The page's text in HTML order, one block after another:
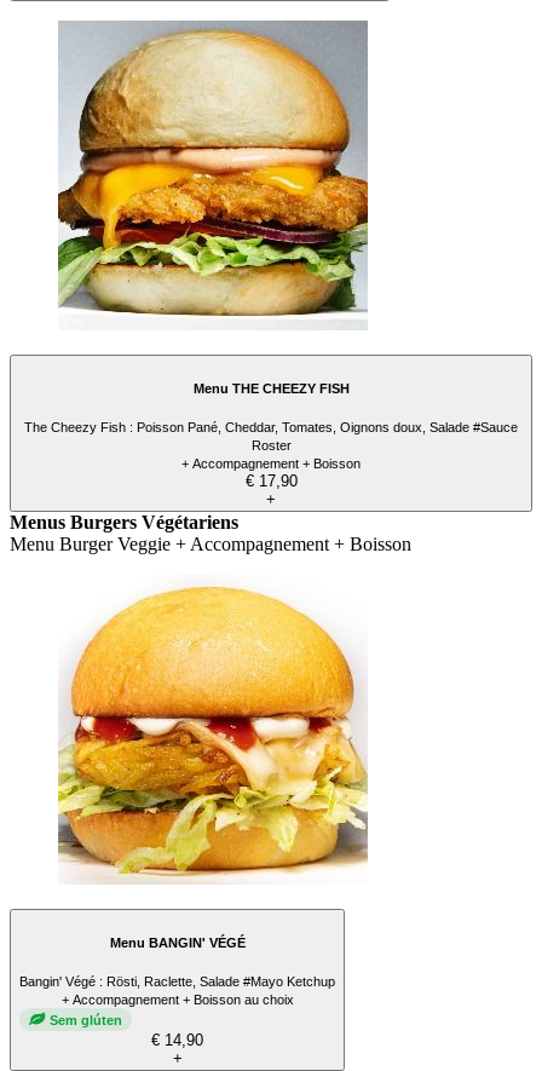
Menu THE CHEEZY FISH
The Cheezy Fish : Poisson Pané, Cheddar, Tomates, Oignons doux, Salade #Sauce
Roster
+ Accompagnement + Boisson
€ 17,90
+
Menus Burgers Végétariens
Menu Burger Veggie + Accompagnement + Boisson
Menu BANGIN' VÉGÉ
Bangin' Végé : Rösti, Raclette, Salade #Mayo Ketchup
+ Accompagnement + Boisson au choix
Sem glúten
€ 14,90
+